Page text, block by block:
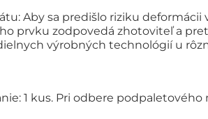
Aby sa predišlo riziku
prvku zodpovedá zhotoviteľ a
výrobných technológií u
1 kus. Pri odbere podpaletového